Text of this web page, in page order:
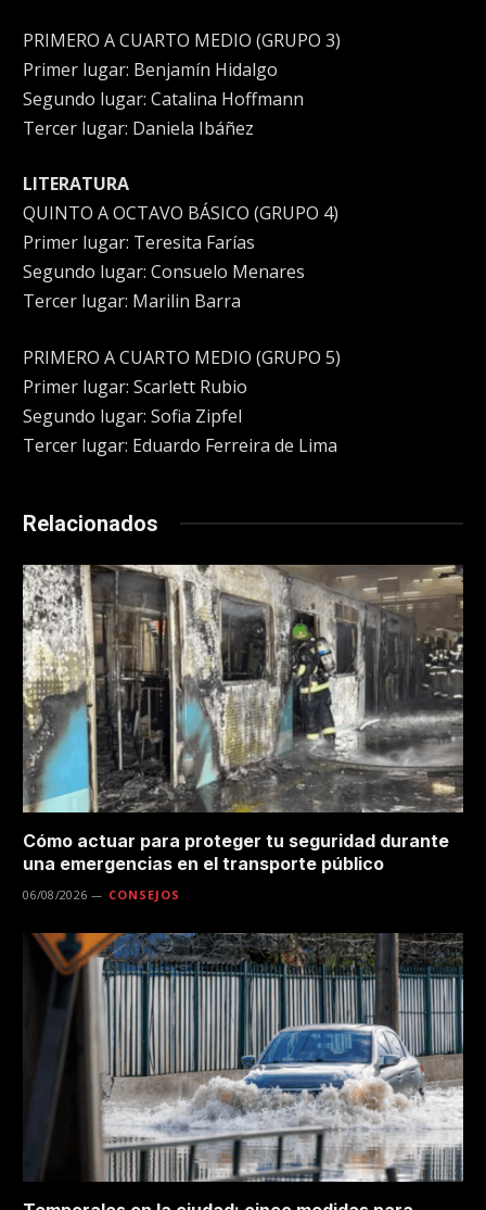
PRIMERO A CUARTO MEDIO (GRUPO 3)
Primer lugar: Benjamín Hidalgo
Segundo lugar: Catalina Hoffmann
Tercer lugar: Daniela Ibáñez
LITERATURA
QUINTO A OCTAVO BÁSICO (GRUPO 4)
Primer lugar: Teresita Farías
Segundo lugar: Consuelo Menares
Tercer lugar: Marilin Barra
PRIMERO A CUARTO MEDIO (GRUPO 5)
Primer lugar: Scarlett Rubio
Segundo lugar: Sofia Zipfel
Tercer lugar: Eduardo Ferreira de Lima
Relacionados
Cómo actuar para proteger tu seguridad durante
una emergencias en el transporte público
06/08/2026 CONSEJOS